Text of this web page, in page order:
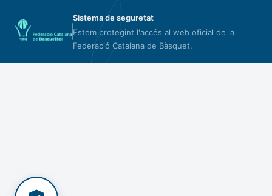
Sistema de seguretat
Estem protegint l'accés al web oficial de la
Federació Catalana de Bàsquet.